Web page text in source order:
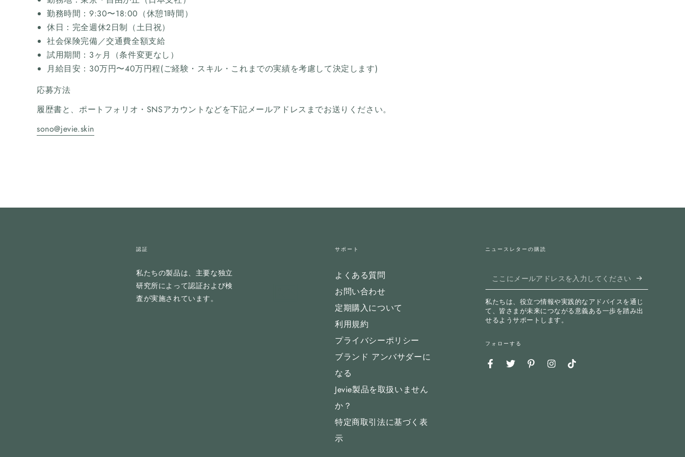
勤務時間：9:30〜18:00（休憩1時間）
休日：完全週休2日制（土日祝）
社会保険完備／交通費全額支給
試用期間：3ヶ月（条件変更なし）
月給目安：30万円〜40万円程(ご経験・スキル・これまでの実績を考慮して決定します)
応募方法
履歴書と、ポートフォリオ・SNSアカウントなどを下記メールアドレスまでお送りください。
sono@jevie.skin
認証
私たちの製品は、主要な独立
研究所によって認証および検
査が実施されています。
サポート
よくある質問
お問い合わせ
定期購入について
利用規約
プライバシーポリシー
ブランド アンバサダーに
なる
Jevie製品を取扱いません
か？
特定商取引法に基づく表
示
ニュースレターの購読
こ
こ
に
メ
ー
ル
ア
私たちは、役立つ情報や実践的なアドバイスを通じ
て、皆さまが未来につながる意義ある一歩を踏み出
せるようサポートします。
フォローする
FacebookTwitterPinterestInstagramTikTok